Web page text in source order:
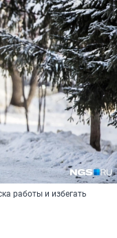
работы и избегать